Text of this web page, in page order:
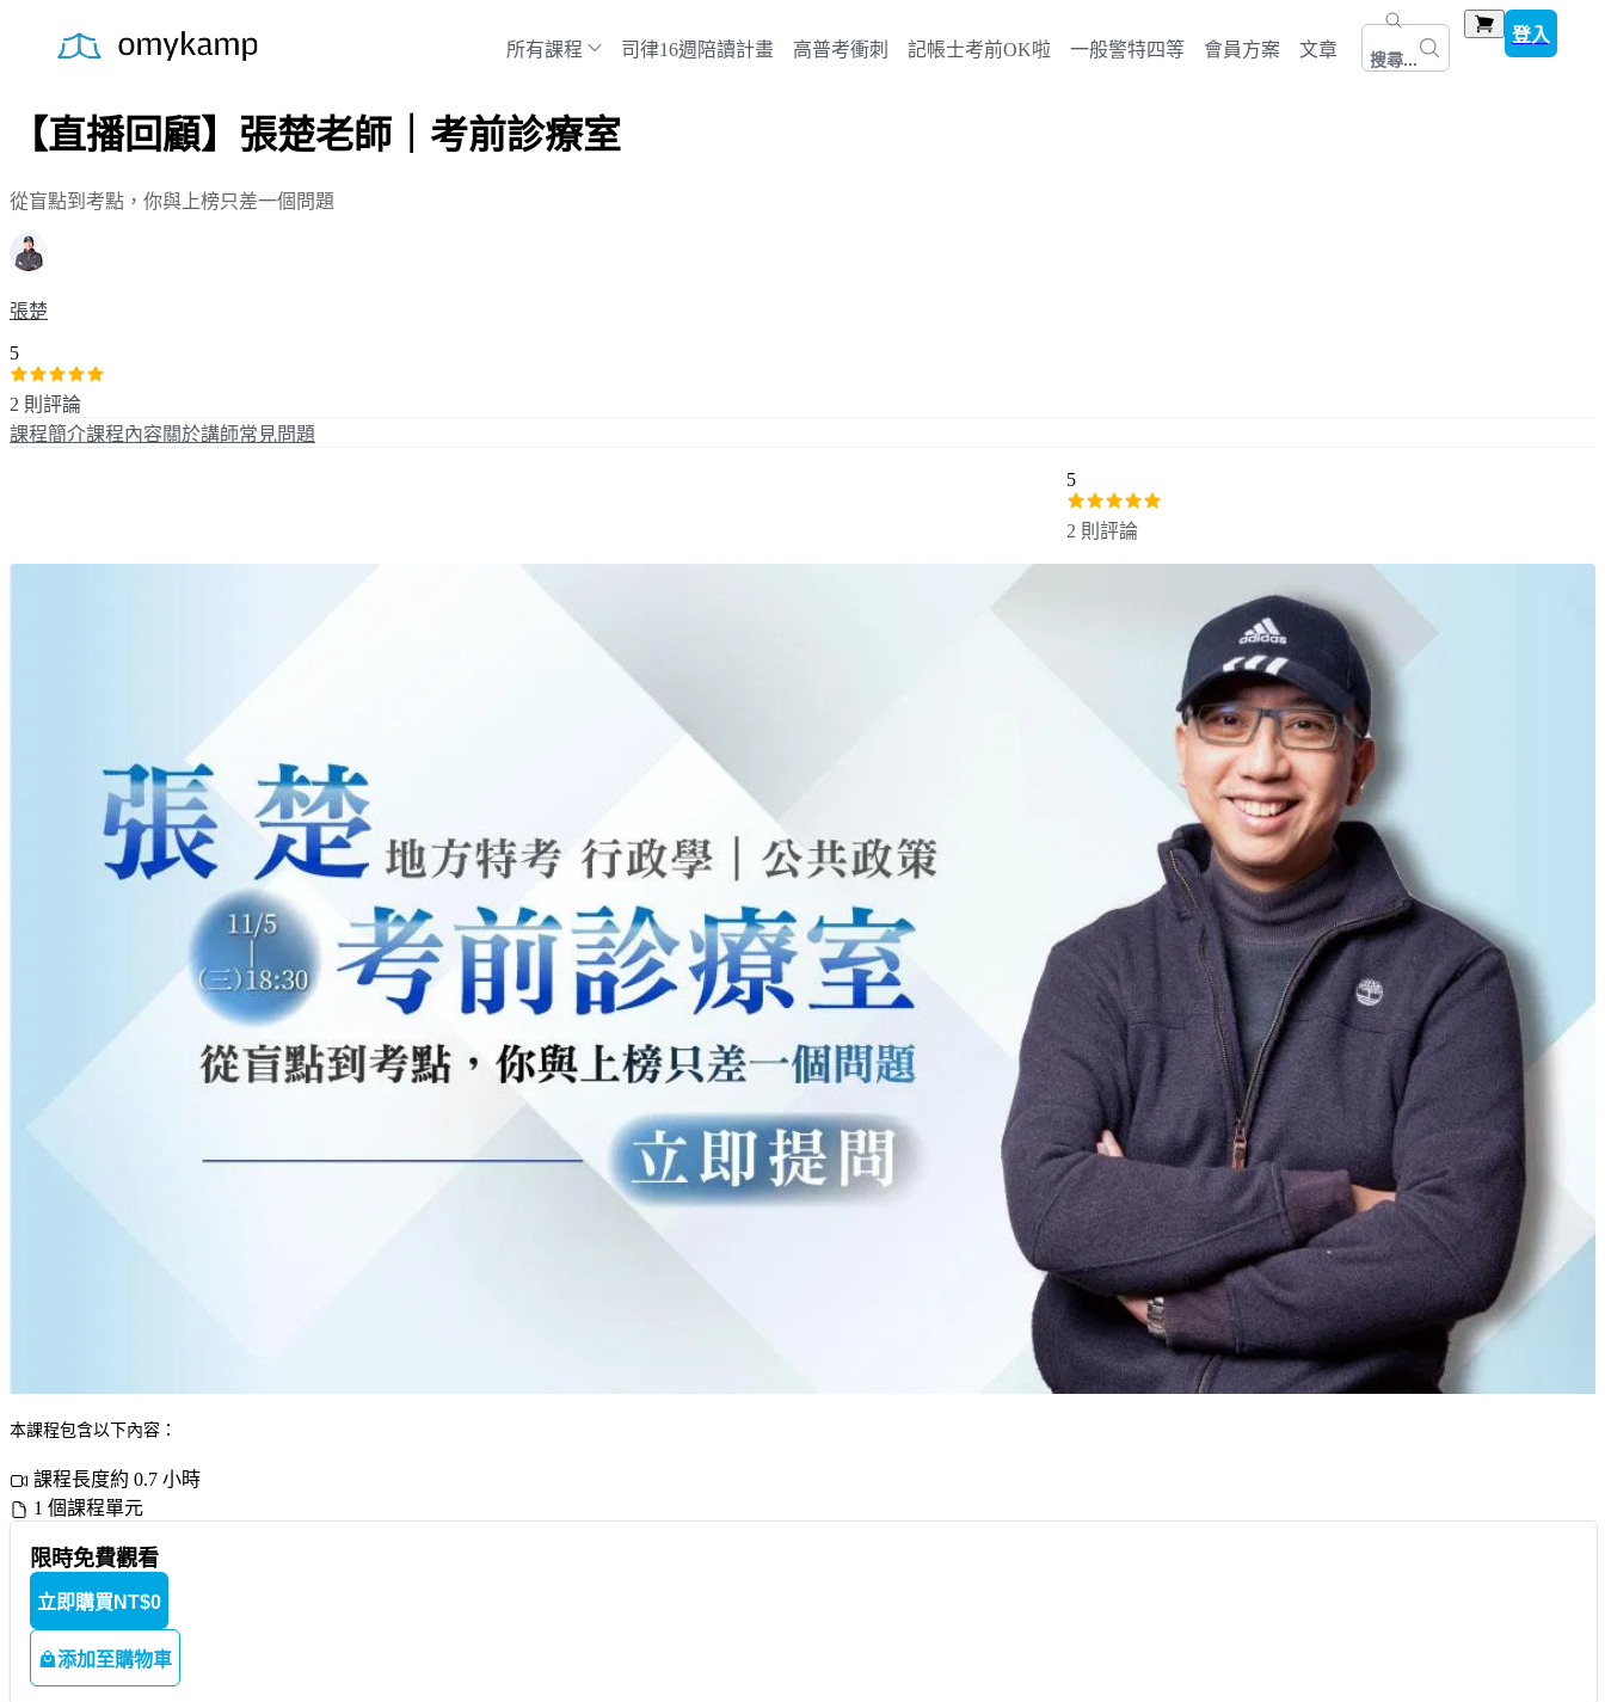
所有課程 司律16週陪讀計畫 高普考衝刺 記帳士考前OK啦 一般警特四等 會員方案 文章 搜尋...
登入
【直播回顧】張楚老師｜考前診療室
從盲點到考點，你與上榜只差一個問題
張楚
5
2 則評論
課程簡介課程內容關於講師常見問題
5
2 則評論
本課程包含以下內容：
課程長度約 0.7 小時
1 個課程單元
限時免費觀看
立即購買 NT$0
添加至購物車